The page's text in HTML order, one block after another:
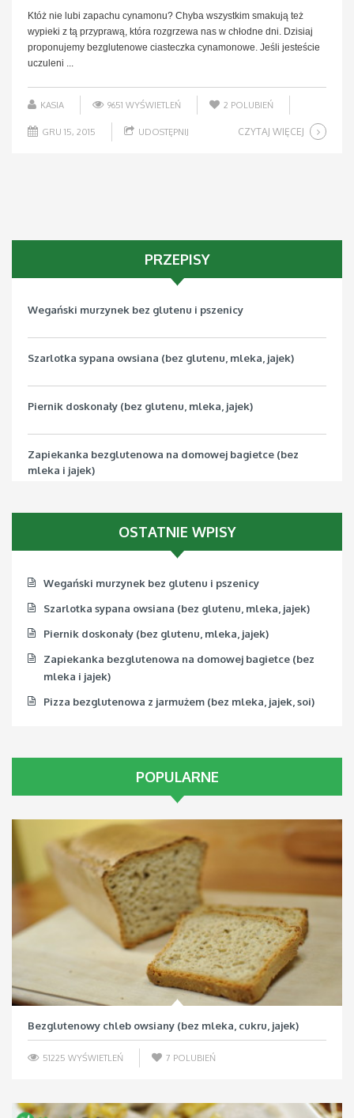
Któż nie lubi zapachu cynamonu? Chyba wszystkim smakują też
wypieki z tą przyprawą, która rozgrzewa nas w chłodne dni. Dzisiaj
proponujemy bezglutenowe ciasteczka cynamonowe. Jeśli jesteście
uczuleni ...
KASIA 9651 WYŚWIETLEŃ 2 POLUBIEŃ
GRU 15, 2015 UDOSTĘPNIJ CZYTAJ WIĘCEJ
PRZEPISY
Wegański murzynek bez glutenu i pszenicy
Szarlotka sypana owsiana (bez glutenu, mleka, jajek)
Piernik doskonały (bez glutenu, mleka, jajek)
Zapiekanka bezglutenowa na domowej bagietce (bez
mleka i jajek)
OSTATNIE WPISY
Wegański murzynek bez glutenu i pszenicy
Szarlotka sypana owsiana (bez glutenu, mleka, jajek)
Piernik doskonały (bez glutenu, mleka, jajek)
Zapiekanka bezglutenowa na domowej bagietce (bez
mleka i jajek)
Pizza bezglutenowa z jarmużem (bez mleka, jajek, soi)
POPULARNE
Bezglutenowy chleb owsiany (bez mleka, cukru, jajek)
51225 WYŚWIETLEŃ 7 POLUBIEŃ